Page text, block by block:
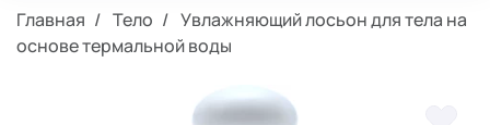
Главная Тело
Увлажняющий лосьон для тела на
основе термальной воды